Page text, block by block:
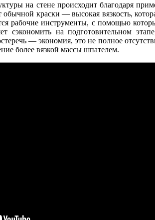
на стене происходит благодаря
краски — высокая вязкость,
рабочие инструменты, с помощью
сэкономить на подготовительном
— экономия, это не полное
более вязкой массы шпателем.